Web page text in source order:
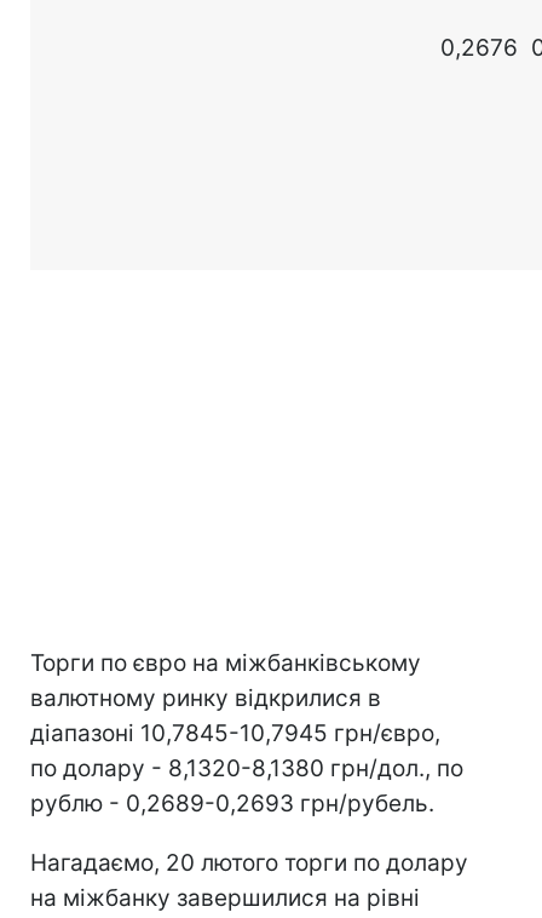
0,2676
Торги по євро на міжбанківському
валютному ринку відкрилися в
діапазоні 10,7845-10,7945 грн/євро,
по долару - 8,1320-8,1380 грн/дол., по
рублю - 0,2689-0,2693 грн/рубель.
Нагадаємо, 20 лютого торги по долару
на міжбанку завершилися на рівні